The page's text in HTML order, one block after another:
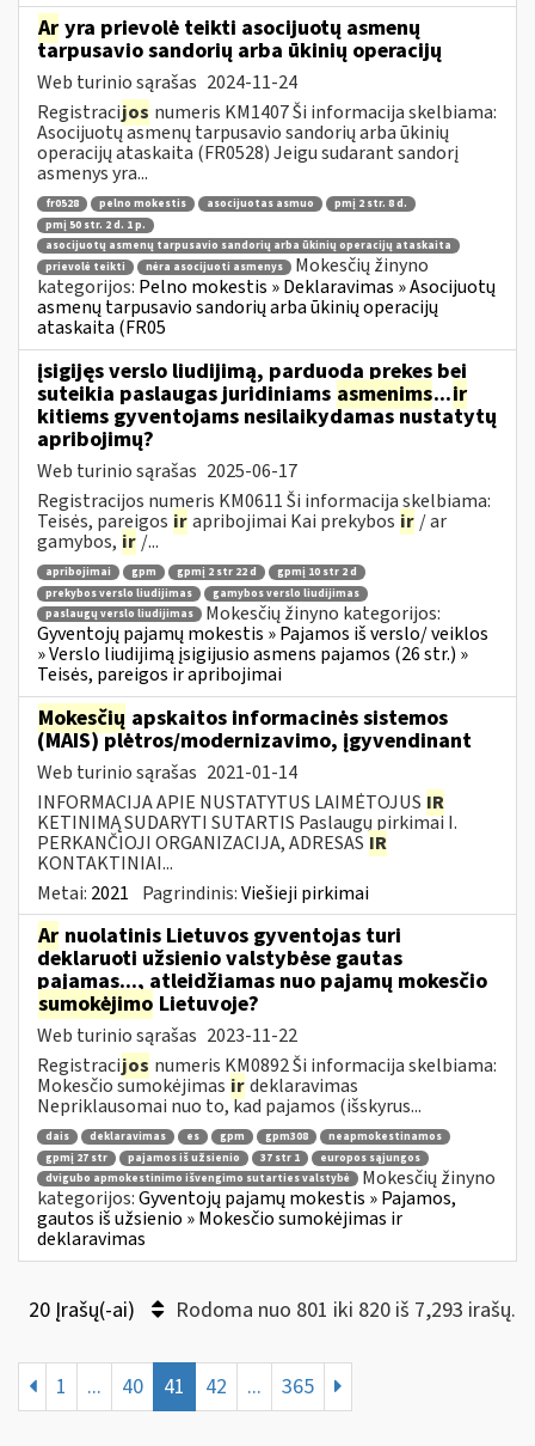
Ar yra prievolė teikti asocijuotų asmenų
tarpusavio sandorių arba ūkinių operacijų
Web turinio sąrašas 2024-11-24
Registracijos numeris KM1407 Ši informacija skelbiama:
Asocijuotų asmenų tarpusavio sandorių arba ūkinių
operacijų ataskaita (FR0528) Jeigu sudarant sandorį
asmenys yra...
fr0528 pelno mokestis asocijuotas asmuo
pmį 2 str. 8 d.
pmį 50 str. 2 d. 1 p.
asocijuotų asmenų tarpusavio sandorių arba ūkinių operacijų ataskaita
prievolė teikti
nėra asocijuoti asmenys
Mokesčių žinyno
kategorijos: Pelno mokestis » Deklaravimas » Asocijuotų
asmenų tarpusavio sandorių arba ūkinių operacijų
ataskaita (FR05
įsigijęs verslo liudijimą, parduoda prekes bei
suteikia paslaugas juridiniams asmenims...ir
kitiems gyventojams nesilaikydamas nustatytų
apribojimų?
Web turinio sąrašas 2025-06-17
Registracijos numeris KM0611 Ši informacija skelbiama:
Teisės, pareigos irapribojimai Kai prekybos ir / ar
gamybos, ir /...
apribojimai gpm gpmį 2 str 22 d
gpmį 10 str 2 d
prekybos verslo liudijimas
gamybos verslo liudijimas
paslaugų verslo liudijimas
Mokesčių žinyno kategorijos:
Gyventojų pajamų mokestis » Pajamos iš verslo/ veiklos
» Verslo liudijimą įsigijusio asmens pajamos (26 str.) »
Teisės, pareigos ir apribojimai
Mokesčių apskaitos informacinės sistemos
(MAIS) plėtros/modernizavimo, įgyvendinant
Web turinio sąrašas 2021-01-14
INFORMACIJA APIE NUSTATYTUS LAIMĖTOJUS IR
KETINIMĄ SUDARYTI SUTARTIS Paslaugų pirkimai I.
PERKANČIOJI ORGANIZACIJA, ADRESAS IR
KONTAKTINIAI...
Metai: 2021 Pagrindinis:Viešieji pirkimai
Ar nuolatinis Lietuvos gyventojas turi
deklaruoti užsienio valstybėse gautas
pajamas..., atleidžiamas nuo pajamų mokesčio
sumokėjimo Lietuvoje?
Web turinio sąrašas 2023-11-22
Registracijos numeris KM0892 Ši informacija skelbiama:
Mokesčio sumokėjimas irdeklaravimas
Nepriklausomai nuo to, kad pajamos (išskyrus...
dais deklaravimas es gpm gpm308
neapmokestinamos
gpmį 27 str
pajamos iš užsienio 37 str 1
europos sąjungos
dvigubo apmokestinimo išvengimo sutarties valstybė
Mokesčių žinyno
kategorijos:Gyventojų pajamų mokestis » Pajamos,
gautos iš užsienio » Mokesčio sumokėjimas ir
deklaravimas
20 Įrašų(-ai) Rodoma nuo 801 iki 820 iš 7,293 irašų.
1 ... 40 41 42 ... 365